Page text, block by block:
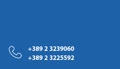
+389 2 3239060
+389 2 3225592